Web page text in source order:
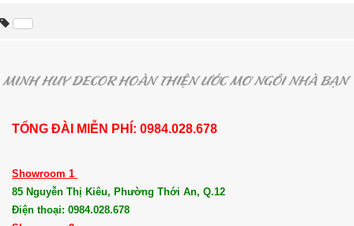
TỔNG ĐÀI MIỄN PHÍ: 0984.028.678
Showroom 1
85 Nguyễn Thị Kiêu, Phường Thới An, Q.12
Điện thoại: 0984.028.678